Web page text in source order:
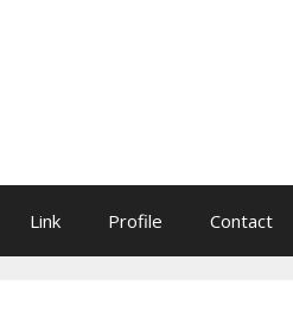
Link Profile Contact